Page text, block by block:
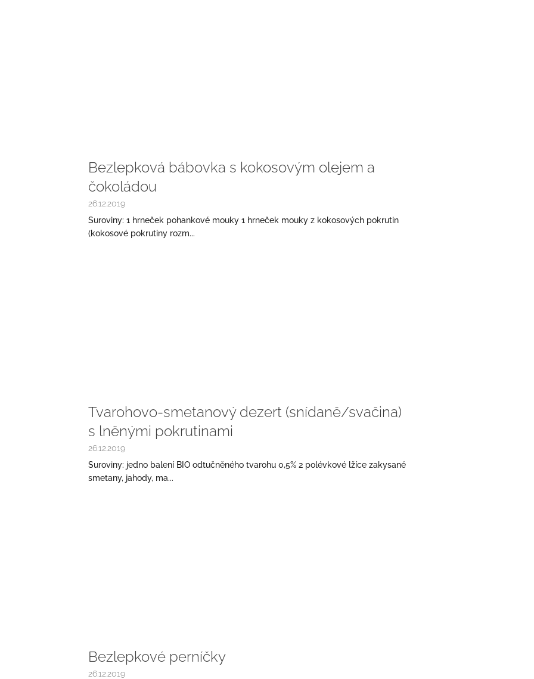
Bezlepková bábovka s kokosovým olejem a
čokoládou
26.12.2019
Suroviny: 1 hrneček pohankové mouky 1 hrneček mouky z kokosových pokrutin
(kokosové pokrutiny rozm...
Tvarohovo-smetanový dezert (snídaně/svačina)
s lněnými pokrutinami
26.12.2019
Suroviny: jedno balení BIO odtučněného tvarohu 0,5% 2 polévkové lžíce zakysané
smetany, jahody, ma...
Bezlepkové perníčky
26.12.2019